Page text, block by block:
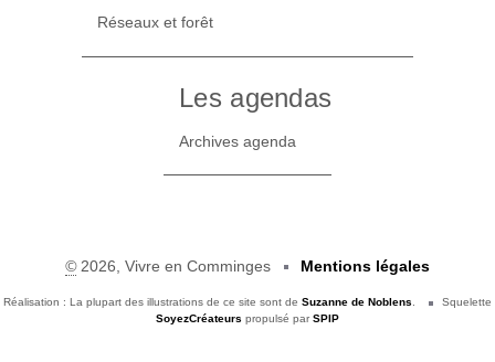
Réseaux et forêt
Les agendas
Archives agenda
©2026, Vivre en Comminges Mentions légales
Réalisation : La plupart des illustrations de ce site sont deSuzanne de Noblens.
Squelette
SoyezCréateurs propulsé par SPIP